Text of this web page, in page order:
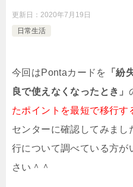
更新日： 2020年7月19日
日常生活
今回はPontaカードを 「紛
良で使えなくなったとき」
たポイントを最短で移行す
センターに確認してみま
行について調べている方が
さい＾＾